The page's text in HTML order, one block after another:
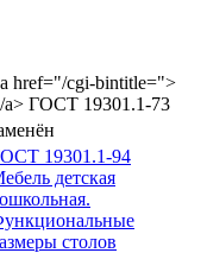
href="/cgi-bintitle=">
a> ГОСТ 19301.1-73
19301.1-94
детская
столов